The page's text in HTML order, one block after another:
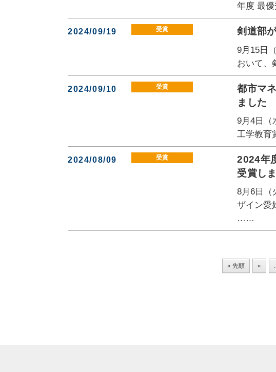
年度 最
2024/09/19 受賞 剣道部
9月15日
おいて、
2024/09/10 受賞
都市マ
ました
9月4日（
工学教育
2024/08/09 受賞
2024年
受賞し
8月6日（
ザイン愛
……
« 先頭 «